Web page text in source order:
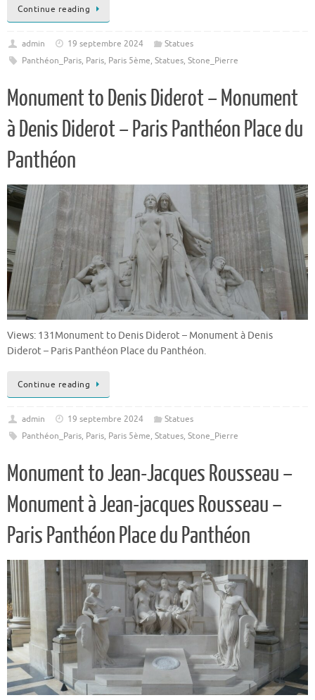
Continue reading
admin 19 septembre 2024
Statues
Panthéon_Paris, Paris, Paris 5ème, Statues, Stone_Pierre
Monument to Denis Diderot – Monument
à Denis Diderot – Paris Panthéon Place du
Panthéon
Views: 131Monument to Denis Diderot – Monument à Denis
Diderot – Paris Panthéon Place du Panthéon.
Continue reading
admin 19 septembre 2024
Statues
Panthéon_Paris, Paris, Paris 5ème, Statues, Stone_Pierre
Monument to Jean-Jacques Rousseau –
Monument à Jean-jacques Rousseau –
Paris Panthéon Place du Panthéon